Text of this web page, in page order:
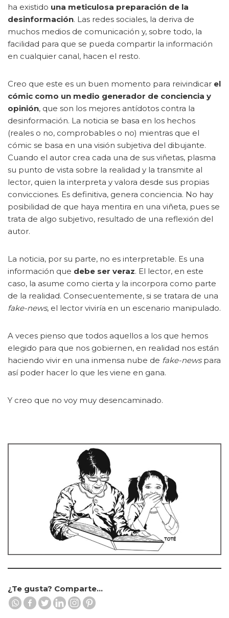
ha existido una meticulosa preparación de la
desinformación. Las redes sociales, la deriva de
muchos medios de comunicación y, sobre todo, la
facilidad para que se pueda compartir la información
en cualquier canal, hacen el resto.
Creo que este es un buen momento para reivindicar el
cómic como un medio generador de conciencia y
opinión, que son los mejores antídotos contra la
desinformación. La noticia se basa en los hechos
(reales o no, comprobables o no) mientras que el
cómic se basa en una visión subjetiva del dibujante.
Cuando el autor crea cada una de sus viñetas, plasma
su punto de vista sobre la realidad y la transmite al
lector, quien la interpreta y valora desde sus propias
convicciones. Es definitiva, genera conciencia. No hay
posibilidad de que haya mentira en una viñeta, pues se
trata de algo subjetivo, resultado de una reflexión del
autor.
La noticia, por su parte, no es interpretable. Es una
información que debe ser veraz. El lector, en este
caso, la asume como cierta y la incorpora como parte
de la realidad. Consecuentemente, si se tratara de una
fake-news, el lector viviría en un escenario manipulado.
A veces pienso que todos aquellos a los que hemos
elegido para que nos gobiernen, en realidad nos están
haciendo vivir en una inmensa nube de fake-newspara
así poder hacer lo que les viene en gana.
Y creo que no voy muy desencaminado.
¿Te gusta? Comparte...